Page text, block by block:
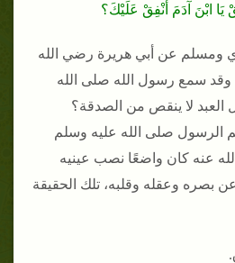
يَا ابْنَ آدَمَ أُنْفِقْ عَلَيْكَ؟
ومسلم عن أبي هريرة رضي الله
وقد سمع رسول الله صلى الله
لا ينقص من الصدقة؟
الرسول صلى الله عليه وسلم
عنه كان واضعًا نصب عينيه
بصره وعقله وقلبه، تلك الحقيقة